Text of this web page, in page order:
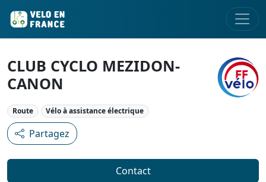
CLUB CYCLO MEZIDON-
CANON
Route Vélo à assistance électrique
Partagez
Contact